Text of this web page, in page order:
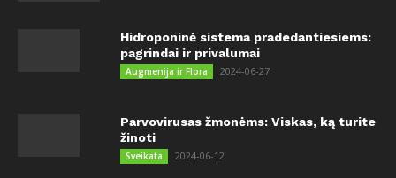
Hidroponinė sistema pradedantiesiems:
pagrindai ir privalumai
Augmenija ir Flora 2024-06-27
Parvovirusas žmonėms: Viskas, ką turite
žinoti
Sveikata 2024-06-12